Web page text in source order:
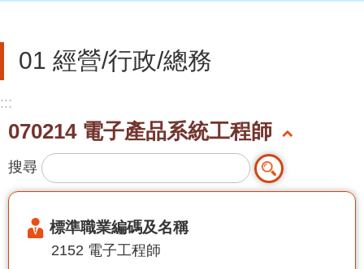
01 經營/行政/總務
:::
070214 電子產品系統工程師
搜尋
標準職業編碼及名稱
2152 電子工程師